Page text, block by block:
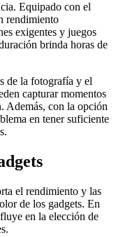
Equipado con el
rendimiento
exigentes y juegos
brinda horas de
de la fotografía y el
capturar momentos
Además, con la opción
en tener suficiente
el rendimiento y las
de los gadgets. En
en la elección de